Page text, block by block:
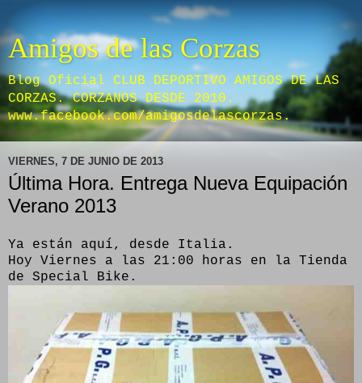
Amigos de las Corzas
Blog Oficial CLUB DEPORTIVO AMIGOS DE LAS
CORZAS. CORZANOS DESDE 2010.
www.facebook.com/amigosdelascorzas.
VIERNES, 7 DE JUNIO DE 2013
Última Hora. Entrega Nueva Equipación
Verano 2013
Ya están aquí, desde Italia.
Hoy Viernes a las 21:00 horas en la Tienda
de Special Bike.